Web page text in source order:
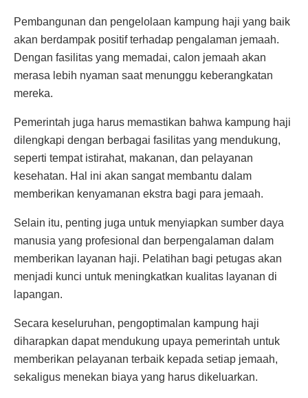
Pembangunan dan pengelolaan kampung haji yang baik
akan berdampak positif terhadap pengalaman jemaah.
Dengan fasilitas yang memadai, calon jemaah akan
merasa lebih nyaman saat menunggu keberangkatan
mereka.
Pemerintah juga harus memastikan bahwa kampung haji
dilengkapi dengan berbagai fasilitas yang mendukung,
seperti tempat istirahat, makanan, dan pelayanan
kesehatan. Hal ini akan sangat membantu dalam
memberikan kenyamanan ekstra bagi para jemaah.
Selain itu, penting juga untuk menyiapkan sumber daya
manusia yang profesional dan berpengalaman dalam
memberikan layanan haji. Pelatihan bagi petugas akan
menjadi kunci untuk meningkatkan kualitas layanan di
lapangan.
Secara keseluruhan, pengoptimalan kampung haji
diharapkan dapat mendukung upaya pemerintah untuk
memberikan pelayanan terbaik kepada setiap jemaah,
sekaligus menekan biaya yang harus dikeluarkan.